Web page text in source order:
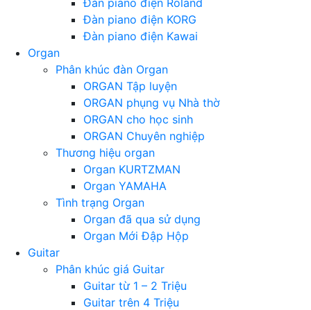
Đàn piano điện Roland
Đàn piano điện KORG
Đàn piano điện Kawai
Organ
Phân khúc đàn Organ
ORGAN Tập luyện
ORGAN phụng vụ Nhà thờ
ORGAN cho học sinh
ORGAN Chuyên nghiệp
Thương hiệu organ
Organ KURTZMAN
Organ YAMAHA
Tình trạng Organ
Organ đã qua sử dụng
Organ Mới Đập Hộp
Guitar
Phân khúc giá Guitar
Guitar từ 1 – 2 Triệu
Guitar trên 4 Triệu